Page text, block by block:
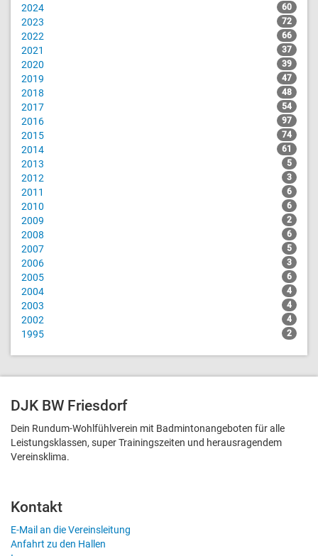
2024 60
2023 72
2022 66
2021 37
2020 39
2019 47
2018 48
2017 54
2016 97
2015 74
2014 61
2013 5
2012 3
2011 6
2010 6
2009 2
2008 6
2007 5
2006 3
2005 6
2004 4
2003 4
2002 4
1995 2
DJK BW Friesdorf
Dein Rundum-Wohlfühlverein mit Badmintonangeboten für alle
Leistungsklassen, super Trainingszeiten und heraus­ragendem
Vereinsklima.
Kontakt
E-Mail an die Vereinsleitung
Anfahrt zu den Hallen